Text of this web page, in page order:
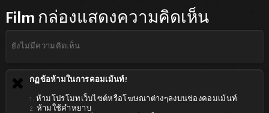
Film กล่องแสดงความคิดเห็น
ยังไม่มีความคิดเห็น
กฏข้อห้ามในการคอมเม้นท์!
1. ห้ามโปรโมทเว็บไซต์หรือโฆษณาต่างๆลงบนช่องคอมเม้นท์
2. ห้ามใช้คำหยาบ